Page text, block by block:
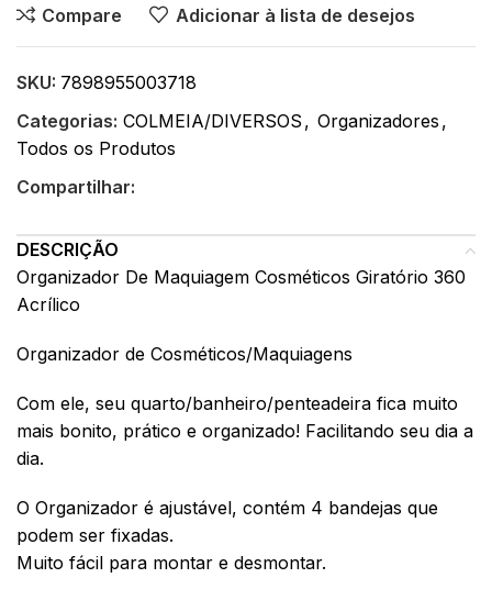
Compare Adicionar à lista de desejos
SKU: 7898955003718
Categorias: COLMEIA/DIVERSOS , Organizadores ,
Todos os Produtos
Compartilhar:
DESCRIÇÃO
Organizador De Maquiagem Cosméticos Giratório 360
Acrílico
Organizador de Cosméticos/Maquiagens
Com ele, seu quarto/banheiro/penteadeira fica muito
mais bonito, prático e organizado! Facilitando seu dia a
dia.
O Organizador é ajustável, contém 4 bandejas que
podem ser fixadas.
Muito fácil para montar e desmontar.